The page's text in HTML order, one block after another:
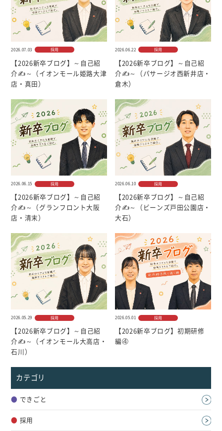
2026.07.03 採用
【2026新卒ブログ】～自己紹
介✍～（イオンモール姫路大津
店・真田）
2026.06.22 採用
【2026新卒ブログ】～自己紹
介✍～（パサージオ西新井店・
倉木）
2026.06.15 採用
【2026新卒ブログ】～自己紹
介✍～（グランフロント大阪
店・清末）
2026.06.10 採用
【2026新卒ブログ】～自己紹
介✍～（ビーンズ戸田公園店・
大石）
2026.05.29 採用
【2026新卒ブログ】～自己紹
介✍～（イオンモール大高店・
石川）
2026.05.01 採用
【2026新卒ブログ】初期研修
編④
カテゴリ
● できごと
● 採用